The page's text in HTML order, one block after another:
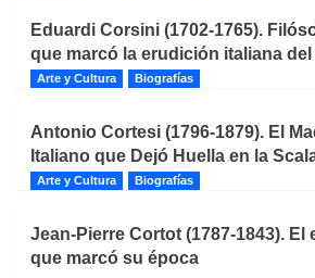
Eduardi Corsini (1702-1765).
que marcó la erudición italiana del
Arte y Cultura Biografías
Antonio Cortesi (1796-1879). El
Italiano que Dejó Huella en la
Arte y Cultura Biografías
Jean-Pierre Cortot (1787-1843).
que marcó su época